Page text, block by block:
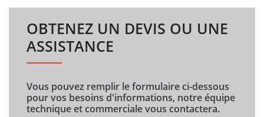
OBTENEZ UN DEVIS OU UNE
ASSISTANCE
Vous pouvez remplir le formulaire ci-dessous
pour vos besoins d'informations, notre équipe
technique et commerciale vous contactera.